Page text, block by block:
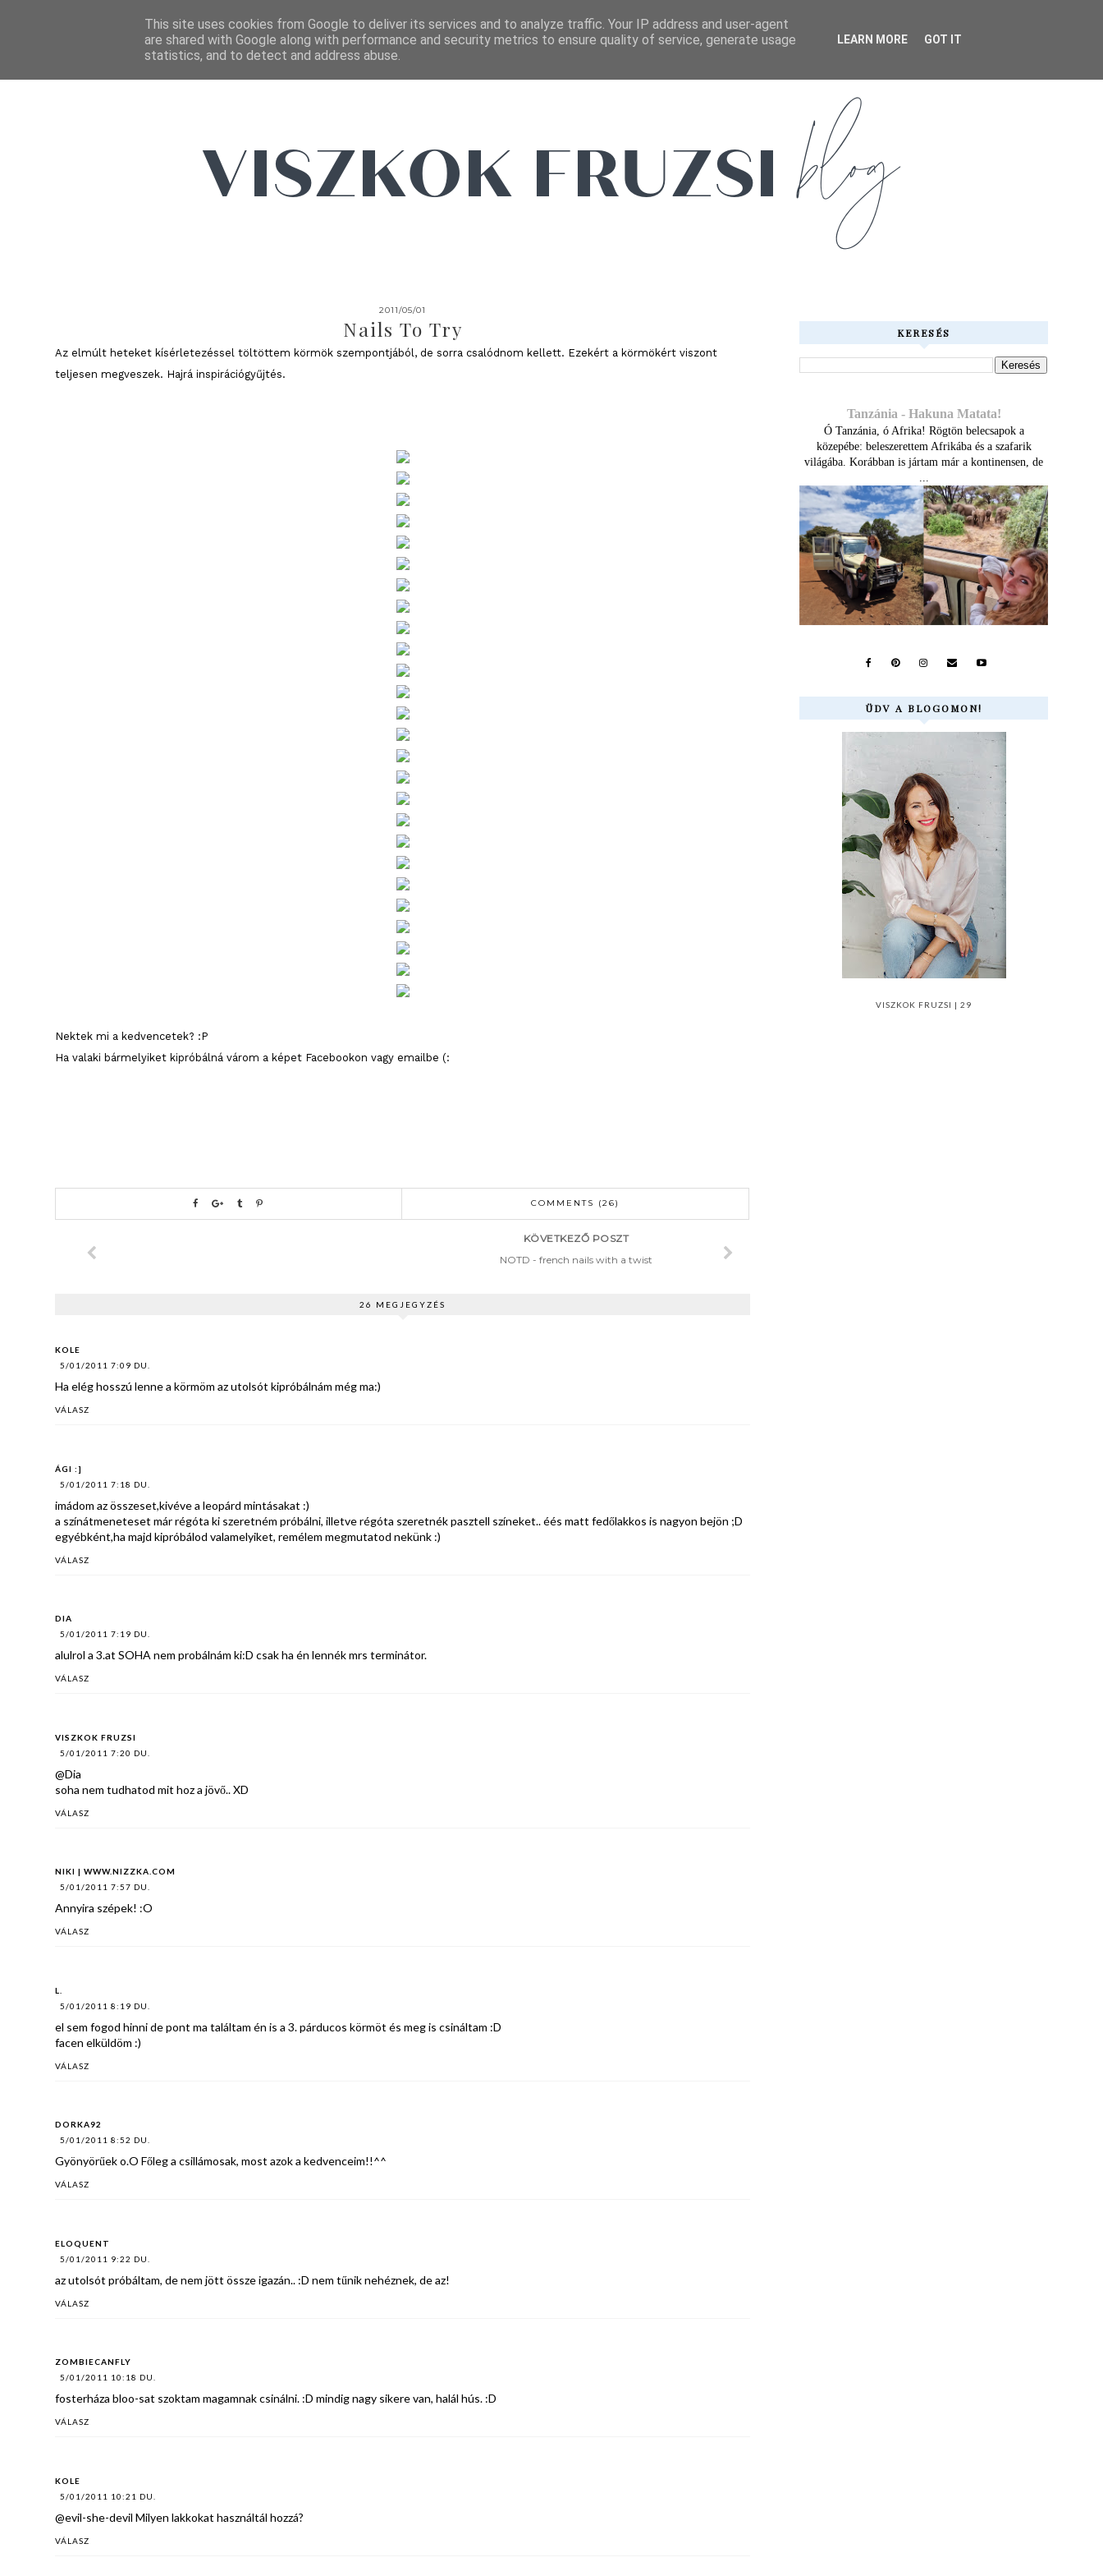
FŐOLDAL EMAIL
2011/05/01
Nails To Try
Az elmúlt heteket kísérletezéssel töltöttem körmök szempontjából, de sorra csalódnom kellett. Ezekért a körmökért viszont
teljesen megveszek. Hajrá inspirációgyűjtés.
Nektek mi a kedvencetek? :P
Ha valaki bármelyiket kipróbálná várom a képet Facebookon vagy emailbe (:
COMMENTS (26)
KÖVETKEZŐ POSZT
NOTD - french nails with a twist
26 MEGJEGYZÉS
KOLE
5/01/2011 7:09 DU.
Ha elég hosszú lenne a körmöm az utolsót kipróbálnám még ma:)
VÁLASZ
ÁGI :]
5/01/2011 7:18 DU.
imádom az összeset,kivéve a leopárd mintásakat :)
a színátmeneteset már régóta ki szeretném próbálni, illetve régóta szeretnék pasztell színeket.. éés matt fedőlakkos is nagyon bejön ;D
egyébként,ha majd kipróbálod valamelyiket, remélem megmutatod nekünk :)
VÁLASZ
DIA
5/01/2011 7:19 DU.
alulrol a 3.at SOHA nem probálnám ki:D csak ha én lennék mrs terminátor.
VÁLASZ
VISZKOK FRUZSI
5/01/2011 7:20 DU.
@Dia
soha nem tudhatod mit hoz a jövő.. XD
VÁLASZ
NIKI | WWW.NIZZKA.COM
5/01/2011 7:57 DU.
Annyira szépek! :O
VÁLASZ
L.
5/01/2011 8:19 DU.
el sem fogod hinni de pont ma találtam én is a 3. párducos körmöt és meg is csináltam :D
facen elküldöm :)
VÁLASZ
DORKA92
5/01/2011 8:52 DU.
Gyönyörűek o.O Főleg a csillámosak, most azok a kedvenceim!!^^
VÁLASZ
ELOQUENT
5/01/2011 9:22 DU.
az utolsót próbáltam, de nem jött össze igazán.. :D nem tűnik nehéznek, de az!
VÁLASZ
ZOMBIECANFLY
5/01/2011 10:18 DU.
fosterháza bloo-sat szoktam magamnak csinálni. :D mindig nagy sikere van, halál hús. :D
VÁLASZ
KOLE
5/01/2011 10:21 DU.
@evil-she-devil Milyen lakkokat használtál hozzá?
VÁLASZ
KERESÉS
Tanzánia - Hakuna Matata!
Ó Tanzánia, ó Afrika! Rögtön belecsapok a
közepébe: beleszerettem Afrikába és a szafarik
világába. Korábban is jártam már a kontinensen, de
...
ÜDV A BLOGOMON!
VISZKOK FRUZSI | 29
This site uses cookies from Google to deliver its services and to analyze traffic. Your IP address and user-agent
are shared with Google along with performance and security metrics to ensure quality of service, generate usage
statistics, and to detect and address abuse.
LEARN MORE GOT IT